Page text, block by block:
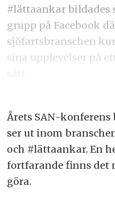
#lättaankar bildades
grupp på Facebook
sjöfartsbranschen
sina upplevelser på
Årets SAN-
ser ut inom
och #lättaankar. En
fortfarande finns det
göra.